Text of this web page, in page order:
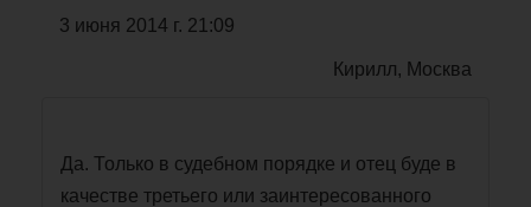
3 июня 2014 г. 21:09
Кирилл, Москва
Да. Только в судебном порядке и отец буде в
качестве третьего или заинтересованного